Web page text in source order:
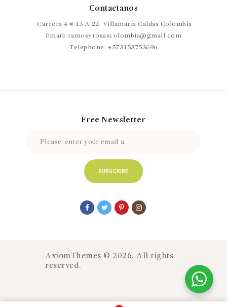
Contactanos
Carrera 4 # 13 A 22, Villamaría Caldas Colombia
Email: ramosyrosascolombia@gmail.com
Telephone: +573153753696
Free Newsletter
AxiomThemes © 2026. All rights
reserved.